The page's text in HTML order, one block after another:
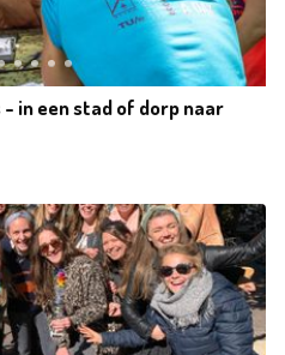
in een stad of dorp naar